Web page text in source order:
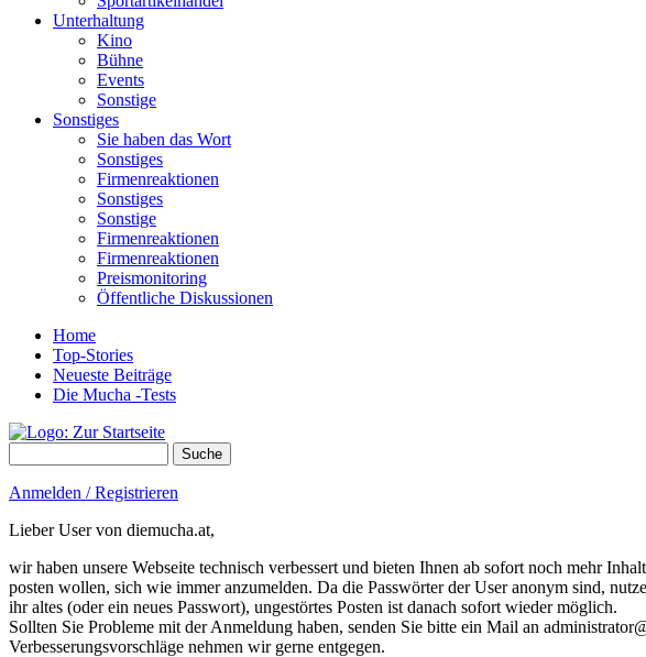
Unterhaltung
Kino
Bühne
Events
Sonstige
Sonstiges
Sie haben das Wort
Sonstiges
Firmenreaktionen
Sonstiges
Sonstige
Firmenreaktionen
Firmenreaktionen
Preismonitoring
Öffentliche Diskussionen
Home
Top-Stories
Neueste Beiträge
Die Mucha -Tests
Anmelden / Registrieren
Lieber User von diemucha.at,
wir haben unsere Webseite technisch verbessert und bieten Ihnen ab sofort noch mehr
posten wollen, sich wie immer anzumelden. Da die Passwörter der User anonym sind,
ihr altes (oder ein neues Passwort), ungestörtes Posten ist danach sofort wieder möglich.
Sollten Sie Probleme mit der Anmeldung haben, senden Sie bitte ein Mail an
Verbesserungsvorschläge nehmen wir gerne entgegen.